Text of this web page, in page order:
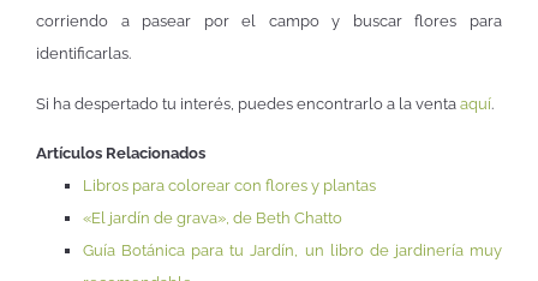
corriendo a pasear por el campo y buscar flores para
identificarlas.
Si ha despertado tu interés, puedes encontrarlo a la venta aquí.
Artículos Relacionados
Libros para colorear con flores y plantas
«El jardín de grava», de Beth Chatto
Guía Botánica para tu Jardín, un libro de jardinería muy